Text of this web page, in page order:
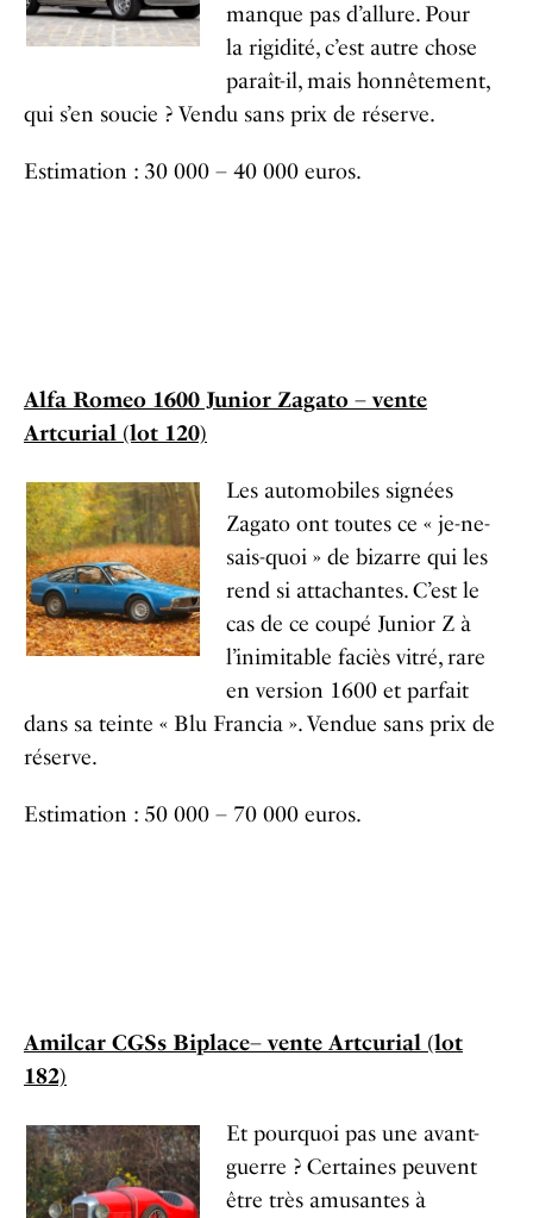
manque pas d’allure. Pour
la rigidité, c’est autre chose
paraît-il, mais honnêtement,
qui s’en soucie ? Vendu sans prix de réserve.
Estimation : 30 000 – 40 000 euros.
Alfa Romeo 1600 Junior Zagato – vente
Artcurial (lot 120)
Les automobiles signées
Zagato ont toutes ce « je-ne-
sais-quoi » de bizarre qui les
rend si attachantes. C’est le
cas de ce coupé Junior Z à
l’inimitable faciès vitré, rare
en version 1600 et parfait
dans sa teinte « Blu Francia ». Vendue sans prix de
réserve.
Estimation : 50 000 – 70 000 euros.
Amilcar CGSs Biplace– vente Artcurial (lot
182)
Et pourquoi pas une avant-
guerre ? Certaines peuvent
être très amusantes à